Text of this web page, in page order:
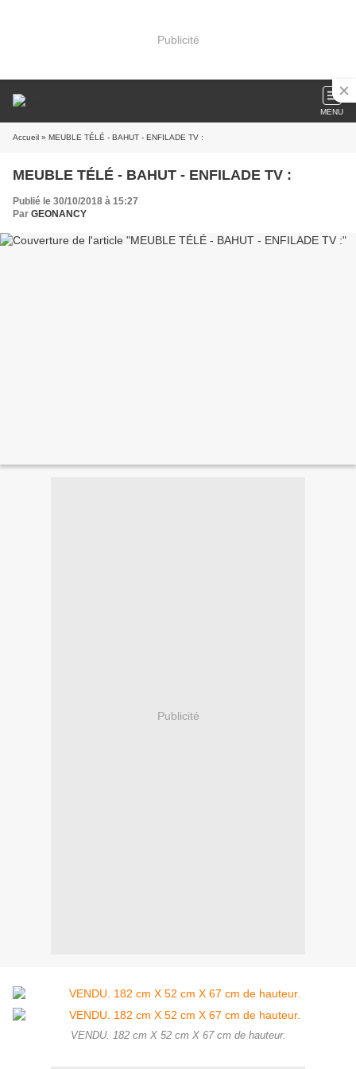
Publicité
MENU
Accueil » MEUBLE TÉLÉ - BAHUT - ENFILADE TV :
MEUBLE TÉLÉ - BAHUT - ENFILADE TV :
Publié le 30/10/2018 à 15:27
Par GEONANCY
Publicité
VENDU. 182 cm X 52 cm X 67 cm de hauteur.